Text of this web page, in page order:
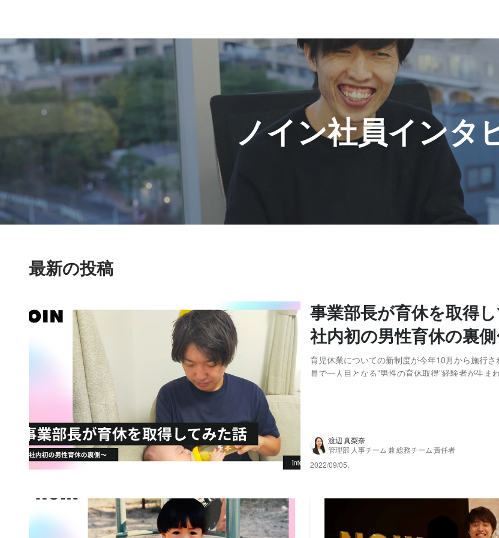
ノイン社員インタ
最新の投稿
事業部長が育休を取得
社内初の男性育休の裏
育児休業についての新制度が今年10月から施行
員で一人目となる”男性の育休取得”経験者が生ま
渡辺 真梨奈
管理部 人事チーム 兼 総務チーム 責任者
2022/09/05,